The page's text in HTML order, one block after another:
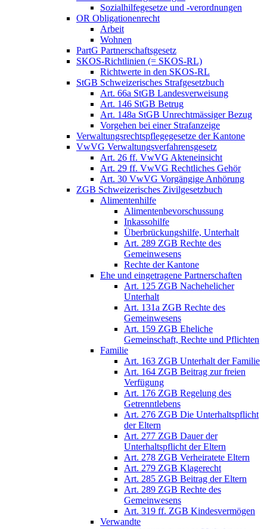
Sozialhilfegesetze und -verordnungen
OR Obligationenrecht
Arbeit
Wohnen
PartG Partnerschaftsgesetz
SKOS-Richtlinien (= SKOS-RL)
Richtwerte in den SKOS-RL
StGB Schweizerisches Strafgesetzbuch
Art. 66a StGB Landesverweisung
Art. 146 StGB Betrug
Art. 148a StGB Unrechtmässiger Bezug
Vorgehen bei einer Strafanzeige
Verwaltungsrechtspflegegesetze der Kantone
VwVG Verwaltungsverfahrensgesetz
Art. 26 ff. VwVG Akteneinsicht
Art. 29 ff. VwVG Rechtliches Gehör
Art. 30 VwVG Vorgängige Anhörung
ZGB Schweizerisches Zivilgesetzbuch
Alimentenhilfe
Alimentenbevorschussung
Inkassohilfe
Überbrückungshilfe, Unterhalt
Art. 289 ZGB Rechte des
Gemeinwesens
Rechte der Kantone
Ehe und eingetragene Partnerschaften
Art. 125 ZGB Nachehelicher
Unterhalt
Art. 131a ZGB Rechte des
Gemeinwesens
Art. 159 ZGB Eheliche
Gemeinschaft, Rechte und Pflichten
Familie
Art. 163 ZGB Unterhalt der Familie
Art. 164 ZGB Beitrag zur freien
Verfügung
Art. 176 ZGB Regelung des
Getrenntlebens
Art. 276 ZGB Die Unterhaltspflicht
der Eltern
Art. 277 ZGB Dauer der
Unterhaltspflicht der Eltern
Art. 278 ZGB Verheiratete Eltern
Art. 279 ZGB Klagerecht
Art. 285 ZGB Beitrag der Eltern
Art. 289 ZGB Rechte des
Gemeinwesens
Art. 319 ff. ZGB Kindesvermögen
Verwandte